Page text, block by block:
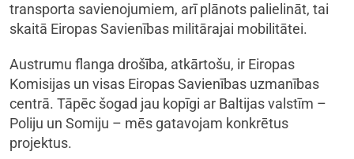
transporta savienojumiem, arī plānots palielināt, tai
skaitā Eiropas Savienības militārajai mobilitātei.
Austrumu flanga drošība, atkārtošu, ir Eiropas
Komisijas un visas Eiropas Savienības uzmanības
centrā. Tāpēc šogad jau kopīgi ar Baltijas valstīm –
Poliju un Somiju – mēs gatavojam konkrētus
projektus.